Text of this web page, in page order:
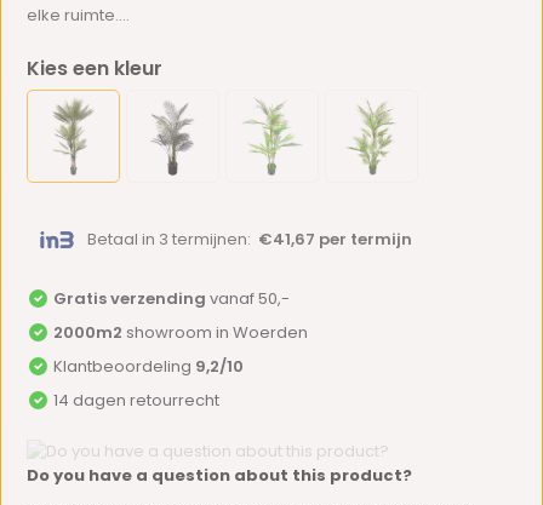
elke ruimte....
Kies een kleur
Betaal in 3 termijnen: €41,67 per termijn
Gratis verzending vanaf 50,-
2000m2 showroom in Woerden
Klantbeoordeling 9,2/10
14 dagen retourrecht
Do you have a question about this product?